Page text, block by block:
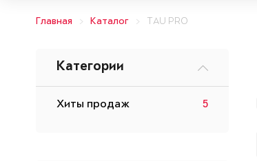
Главная Каталог TAU PRO
Категории
Хиты продаж 5